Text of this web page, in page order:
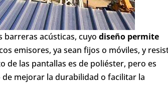
barreras acústicas, cuyodiseño permite
emisores, ya sean fijos o móviles, y
de las pantallas es de poliéster, pero es
mejorar la durabilidad o facilitar la